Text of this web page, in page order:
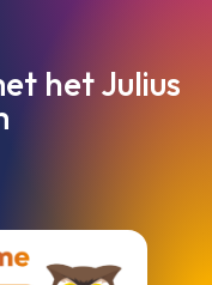
het Julius